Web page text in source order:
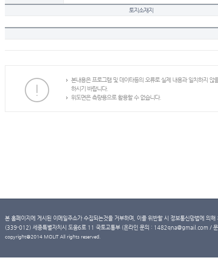
토지소재지
본내용은 프로그램 및 데이타등의 오류로 실제 내용과 일치하지
하시기 바랍니다.
위도면은 측량용으로 활용할 수 없습니다.
본 홈페이지에 게시된 이메일주소가 수집되는것을 거부하며, 이를 위반할 시 정보통신망법에 의
(339-012) 세종특별자치시 도움6로 11 국토교통부 (온라인 문의 : 1482qna@gmail.com /
copyright@2014 MOLIT All rights reserved.